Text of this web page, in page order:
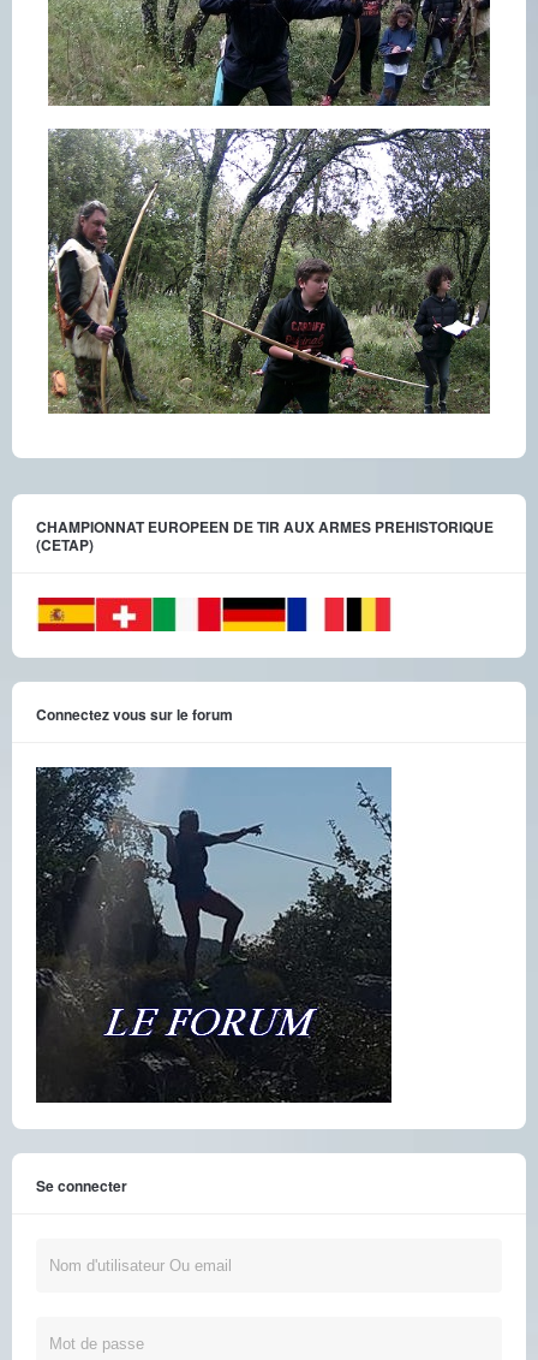
CHAMPIONNAT EUROPEEN DE TIR AUX ARMES PREHISTORIQUE
(CETAP)
Connectez vous sur le forum
Se connecter